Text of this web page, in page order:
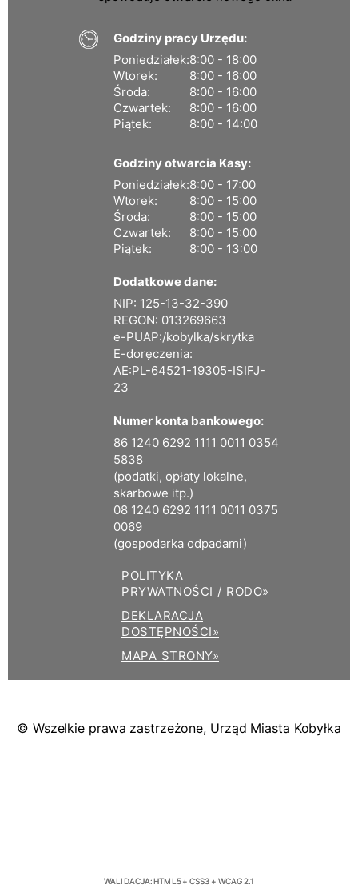
Godziny pracy Urzędu:
Poniedziałek:8:00 - 18:00
Wtorek:
8:00 - 16:00
Środa:
8:00 - 16:00
Czwartek:
8:00 - 16:00
Piątek:
8:00 - 14:00
Godziny otwarcia Kasy:
Poniedziałek:8:00 - 17:00
Wtorek:
8:00 - 15:00
Środa:
8:00 - 15:00
Czwartek:
8:00 - 15:00
Piątek:
8:00 - 13:00
Dodatkowe dane:
NIP: 125-13-32-390
REGON: 013269663
e-PUAP:/kobylka/skrytka
E-doręczenia:
AE:PL-64521-19305-ISIFJ-
23
Numer konta bankowego:
86 1240 6292 1111 0011 0354
5838
(podatki, opłaty lokalne,
skarbowe itp.)
08 1240 6292 1111 0011 0375
0069
(gospodarka odpadami)
POLITYKA
PRYWATNOŚCI / RODO»
DEKLARACJA
DOSTĘPNOŚCI»
MAPA STRONY»
© Wszelkie prawa zastrzeżone, Urząd Miasta Kobyłka
WALIDACJA:HTML5+CSS3 + WCAG 2.1